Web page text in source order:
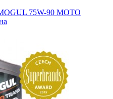
75W-90 MOTO